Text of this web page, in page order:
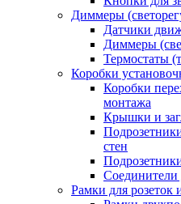
Диммеры
Датчики
Диммеры
Термостаты
Коробки
Коробки
монтажа
Крышки и
стен
Соединители
Рамки для розеток